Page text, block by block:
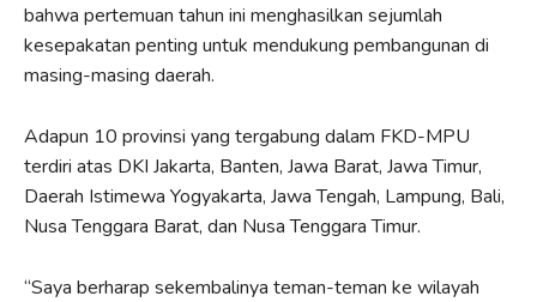
bahwa pertemuan tahun ini menghasilkan sejumlah
kesepakatan penting untuk mendukung pembangunan di
masing-masing daerah.
Adapun 10 provinsi yang tergabung dalam FKD-MPU
terdiri atas DKI Jakarta, Banten, Jawa Barat, Jawa Timur,
Daerah Istimewa Yogyakarta, Jawa Tengah, Lampung, Bali,
Nusa Tenggara Barat, dan Nusa Tenggara Timur.
“Saya berharap sekembalinya teman-teman ke wilayah